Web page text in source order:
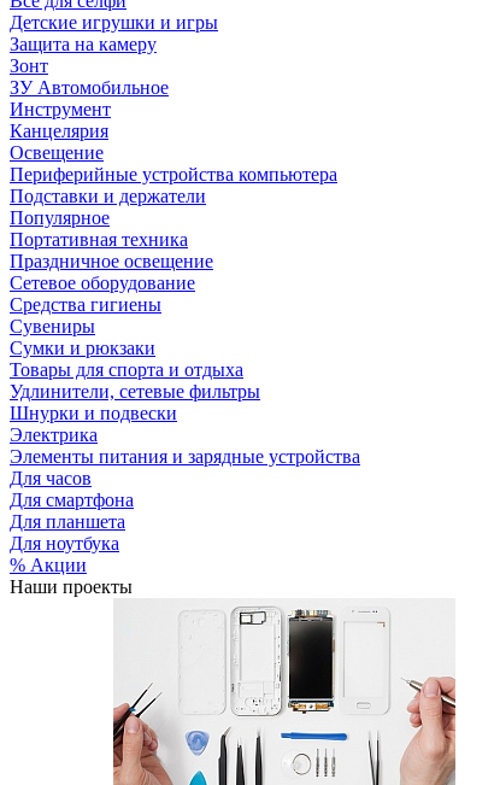
Детские игрушки и игры
Защита на камеру
Зонт
ЗУ Автомобильное
Инструмент
Канцелярия
Освещение
Периферийные устройства компьютера
Подставки и держатели
Популярное
Портативная техника
Праздничное освещение
Сетевое оборудование
Средства гигиены
Сувениры
Сумки и рюкзаки
Товары для спорта и отдыха
Удлинители, сетевые фильтры
Шнурки и подвески
Электрика
Элементы питания и зарядные устройства
Для часов
Для смартфона
Для планшета
Для ноутбука
% Акции
Наши проекты